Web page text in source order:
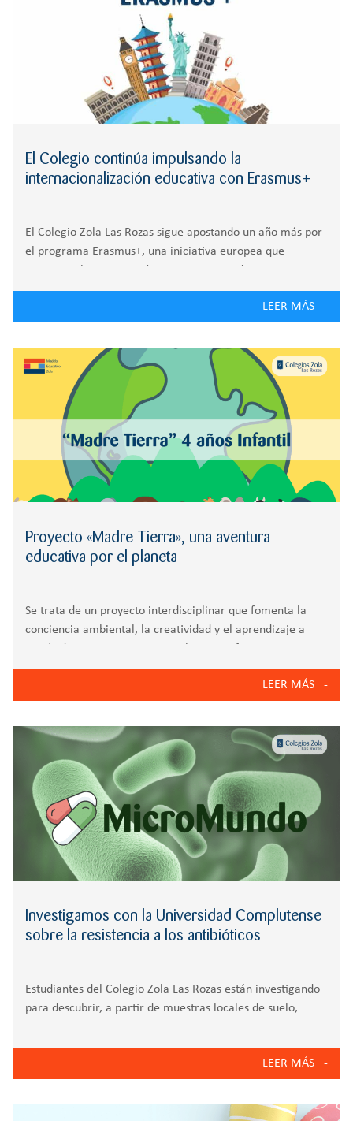
El Colegio continúa impulsando la
internacionalización educativa con Erasmus+
El Colegio Zola Las Rozas sigue apostando un año más por
el programa Erasmus+, una iniciativa europea que
fomenta el desarrollo personal, académico y cultural del
LEER MÁS
Proyecto «Madre Tierra», una aventura
educativa por el planeta
Se trata de un proyecto interdisciplinar que fomenta la
conciencia ambiental, la creatividad y el aprendizaje a
años de Infantil, el alumnado se ha embarcado en una
LEER MÁS
Investigamos con la Universidad Complutense
sobre la resistencia a los antibióticos
Estudiantes del Colegio Zola Las Rozas están investigando
para descubrir, a partir de muestras locales de suelo,
producción de nuevos antibióticos. Un total de 300
millones de personas podrían morir hasta 2050 de forma
LEER MÁS